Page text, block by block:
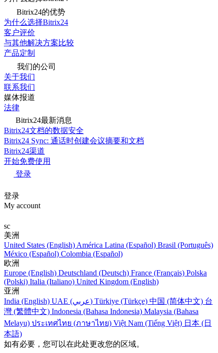
Bitrix24的优势
为什么选择Bitrix24
客户评价
与其他解决方案比较
产品定制
我们的公司
关于我们
联系我们
媒体报道
法律
Bitrix24最新消息
Bitrix24文档的数据安全
Bitrix24 Sync: 通话时创建会议摘要和文档
Bitrix24渠道
开始免费使用
登录
登录
My account
sc
美洲
United States (English) América Latina (Español) Brasil (Português)
México (Español) Colombia (Español)
欧洲
Europe (English) Deutschland (Deutsch) France (Français) Polska
(Polski) Italia (Italiano) United Kingdom (English)
亚洲
India (English)
UAE (عربي) Türkiye (Türkçe) 中国 (简体中文) 台
灣 (繁體中文) Indonesia (Bahasa Indonesia) Malaysia (Bahasa
Melayu) ประเทศไทย (ภาษาไทย) Việt Nam (Tiếng Việt) 日本 (日
本語)
如有必要，您可以在此处更改您的区域。